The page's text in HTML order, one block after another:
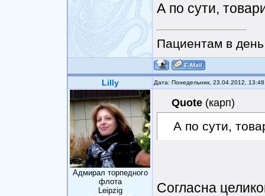
А по сути,
Пациентам в
Lilly Дата: Понедельник, 23.04.2012,
Адмирал торпедного
флота
Leipzig
Quote (карп)
А по сути,
Согласна